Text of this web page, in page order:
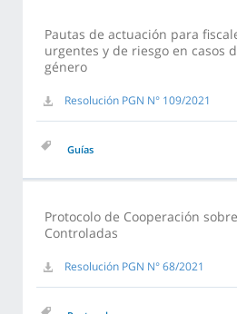
Pautas de actuación para
urgentes y de riesgo en casos
género
Resolución PGN N° 109/2021
Guías
Protocolo de Cooperación
Controladas
Resolución PGN N° 68/2021